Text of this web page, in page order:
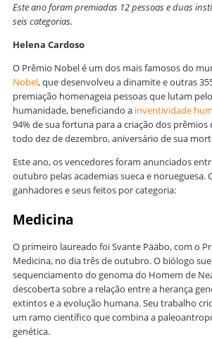
Este ano foram premiadas 12 pessoas e duas
seis categorias.
Helena Cardoso
O Prêmio Nobel é um dos mais famosos do
Nobel, que desenvolveu a dinamite e outras
premiação homenageia pessoas que lutam
humanidade, beneficiando a inventividade
94% de sua fortuna para a criação dos prêmios
todo dez de dezembro, aniversário de sua
Este ano, os vencedores foram anunciados
outubro pelas academias sueca e norueguesa.
ganhadores e seus feitos por categoria:
Medicina
O primeiro laureado foi Svante Pääbo, com o
Medicina, no dia três de outubro. O biólogo
sequenciamento do genoma do Homem de
descoberta sobre a relação entre a herança
extintos e a evolução humana. Seu trabalho
um ramo científico que combina a
genética.